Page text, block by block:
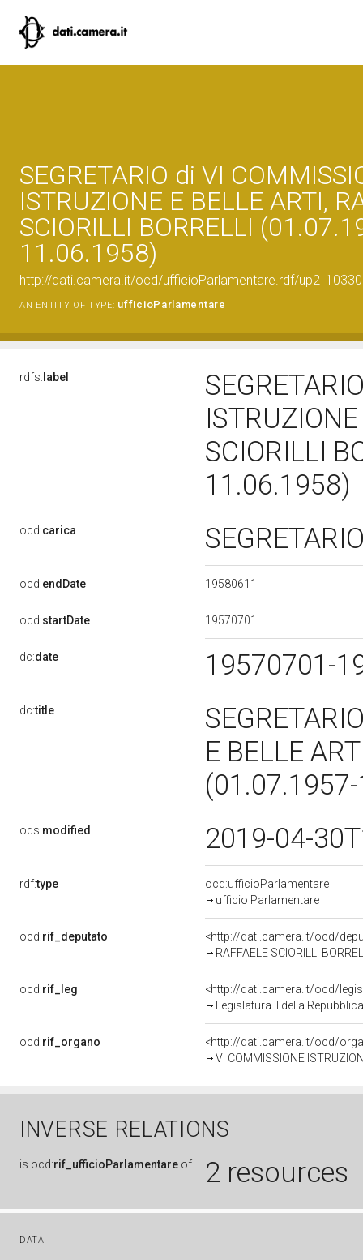
SEGRETARIO di VI
ISTRUZIONE E BELLE ARTI,
SCIORILLI BORRELLI
11.06.1958)
http://dati.camera.it/ocd/ufficioParlamentare.rdf/
AN ENTITY OF TYPE: ufficioParlamentare
rdfs: label
SCIORILLI
11.06.1958)
ocd:carica
ocd:endDate 19580611
ocd:startDate 19570701
dc:date 19570701-
dc:title
E BELLE
ods:modified 2019-04-
rdf:type
ocd:ufficioParlamentare
ufficio Parlamentare
ocd:rif_deputato
<http://dati.camera.it/ocd/
RAFFAELE SCIORILLI
ocd:rif_leg
<http://dati.camera.it/ocd/
Legislatura II della
ocd:rif_organo
<http://dati.camera.it/ocd/
VI COMMISSIONE
INVERSE RELATIONS
is ocd:rif_ufficioParlamentare of 2 resources
DATA